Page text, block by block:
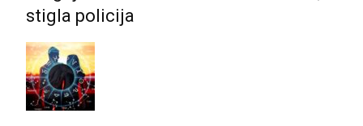
stigla policija